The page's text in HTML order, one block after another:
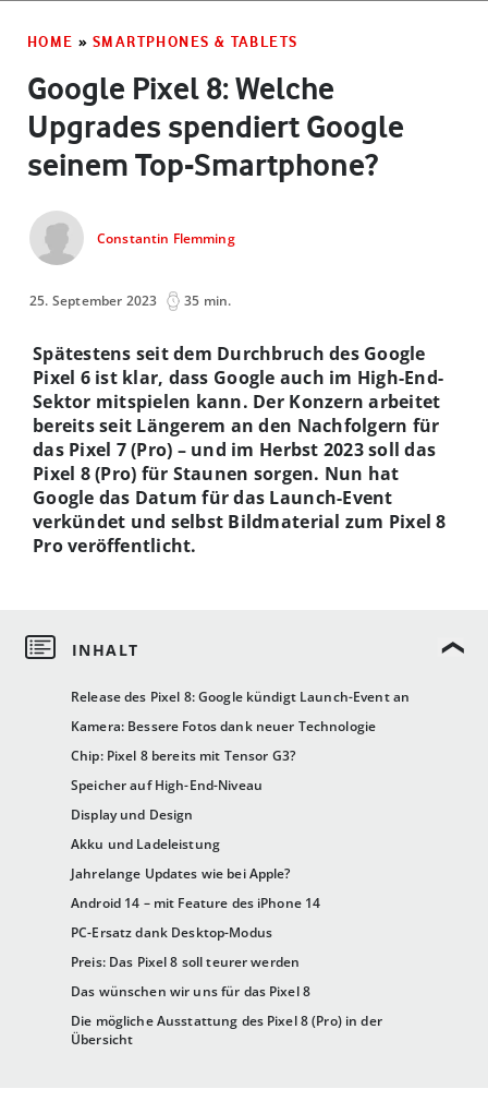
HOME » SMARTPHONES & TABLETS
Google Pixel 8: Welche
Upgrades spendiert Google
seinem Top-Smartphone?
Constantin Flemming
25. September 2023 35 min.
Release des Pixel 8: Google kündigt Launch-Event an
Kamera: Bessere Fotos dank neuer Technologie
Chip: Pixel 8 bereits mit Tensor G3?
Speicher auf High-End-Niveau
Display und Design
Akku und Ladeleistung
Jahrelange Updates wie bei Apple?
Android 14 – mit Feature des iPhone 14
PC-Ersatz dank Desktop-Modus
Preis: Das Pixel 8 soll teurer werden
Das wünschen wir uns für das Pixel 8
Die mögliche Ausstattung des Pixel 8 (Pro) in der
Übersicht
Spätestens seit dem Durchbruch des Google
Pixel 6 ist klar, dass Google auch im High-End-
Sektor mitspielen kann. Der Konzern arbeitet
bereits seit Längerem an den Nachfolgern für
das Pixel 7 (Pro) – und im Herbst 2023 soll das
Pixel 8 (Pro) für Staunen sorgen. Nun hat
Google das Datum für das Launch-Event
verkündet und selbst Bildmaterial zum Pixel 8
Pro veröffentlicht.